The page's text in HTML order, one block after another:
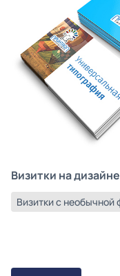
Визитки на
Визитки с необычной